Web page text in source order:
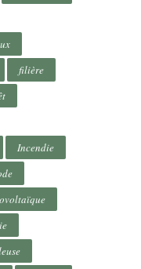
filière
Incendie